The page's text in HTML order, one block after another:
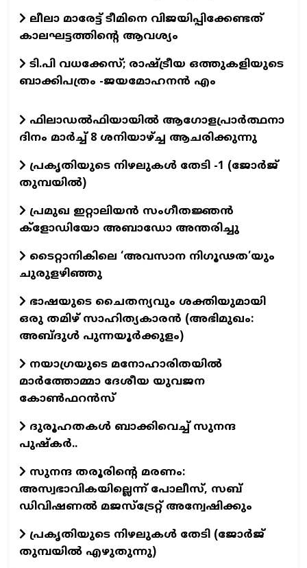
ലീലാ മാരേട്ട് ടീമിനെ വിജയിപ്പിക്കേണ്ടത്
കാലഘട്ടത്തിന്റെ ആവശ്യം
ടി.പി വധക്കേസ്; രാഷ്ട്രീയ ഒത്തുകളിയുടെ
ബാക്കിപത്രം -ജയമോഹനന്‍ എം
ഫിലാഡല്‍ഫിയായില്‍ ആഗോളപ്രാര്‍ത്ഥനാ
ദിനം മാര്‍ച്ച്‌ 8 ശനിയാഴ്‌ച്ച ആചരിക്കുന്നു
പ്രകൃതിയുടെ നിഴലുകള്‍ തേടി -1 (ജോര്‍ജ്‌
തുമ്പയില്‍)
പ്രമുഖ ഇറ്റാലിയന്‍ സംഗീതജ്ഞന്‍
ക്ളോഡിയോ അബാഡോ അന്തരിച്ചു
ടൈറ്റാനികിലെ ‘അവസാന നിഗൂഢത’യും
ചുരുളഴിഞ്ഞു
ഭാഷയുടെ ചൈതന്യവും ശക്തിയുമായി
ഒരു തമിഴ് സാഹിത്യകാരന്‍ (അഭിമുഖം:
അബ്ദുള്‍ പുന്നയൂര്‍ക്കുളം)
നയാഗ്രയുടെ മനോഹാരിതയില്‍
മാര്‍ത്തോമ്മാ ദേശീയ യുവജന
കോണ്‍ഫറന്‍സ്
ദുരൂഹതകള്‍ ബാക്കിവെച്ച് സുനന്ദ
പുഷ്‌കര്‍..
സുനന്ദ തരൂരിന്റെ മരണം:
അസ്വഭാവികയില്ലെന്ന്‌ പോലീസ്‌, സബ്‌
ഡിവിഷണല്‍ മജസ്‌ട്രേറ്റ്‌ അന്വേഷിക്കും
പ്രകൃതിയുടെ നിഴലുകള്‍ തേടി (ജോര്‍ജ്‌
തുമ്പയില്‍ എഴുതുന്നു)